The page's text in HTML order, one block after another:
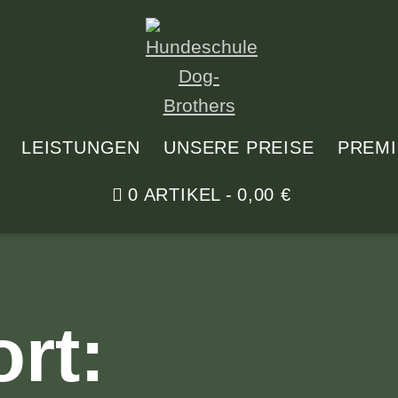
LEISTUNGEN UNSERE PREISE
0 ARTIKEL 0,00 €